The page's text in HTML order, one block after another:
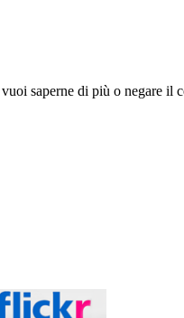
saperne di più o negare il